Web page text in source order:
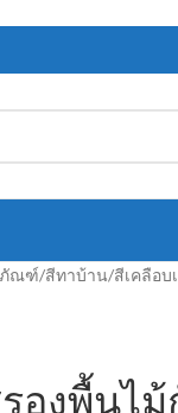
ภัณฑ์/สีทาบ้าน/สีเคลือบ